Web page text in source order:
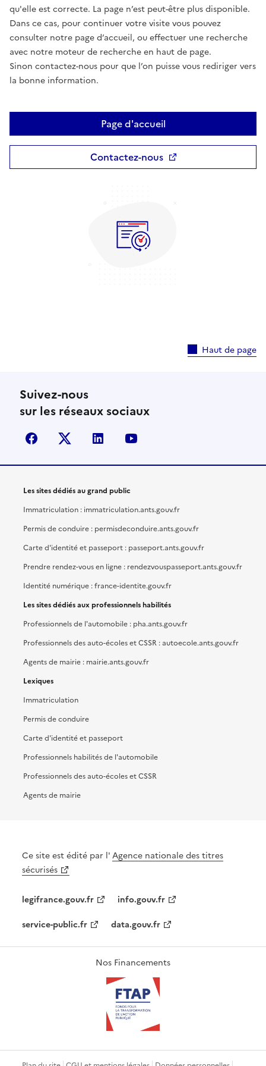
qu'elle est correcte. La page n’est peut-être plus disponible.
Dans ce cas, pour continuer votre visite vous pouvez
consulter notre page d’accueil, ou effectuer une recherche
avec notre moteur de recherche en haut de page.
Sinon contactez-nous pour que l’on puisse vous rediriger vers
la bonne information.
Page d'accueil
Contactez-nous
Haut de page
Suivez-nous
sur les réseaux sociaux
facebook X (anciennement Twitter)
linkedin
Les sites dédiés au grand public
Immatriculation : immatriculation.ants.gouv.fr
Permis de conduire : permisdeconduire.ants.gouv.fr
Carte d'identité et passeport : passeport.ants.gouv.fr
Prendre rendez-vous en ligne : rendezvouspasseport.ants.gouv.fr
Identité numérique : france-identite.gouv.fr
Les sites dédiés aux professionnels habilités
Professionnels de l'automobile : pha.ants.gouv.fr
Professionnels des auto-écoles et CSSR : autoecole.ants.gouv.fr
Agents de mairie : mairie.ants.gouv.fr
Lexiques
Immatriculation
Permis de conduire
Carte d'identité et passeport
Professionnels habilités de l'automobile
Professionnels des auto-écoles et CSSR
Agents de mairie
Ce site est édité par l'Agence nationale des titres
sécurisés
legifrance.gouv.fr
info.gouv.fr
service-public.fr
data.gouv.fr
Nos Financements